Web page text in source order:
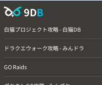
9DB
白猫プロジェクト攻略 - 白猫DB
ドラクエウォーク攻略 - みんドラ
GO Raids